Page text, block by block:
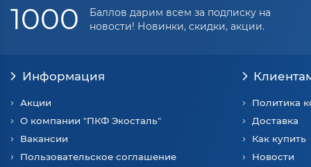
1000
Баллов дарим всем за подписку на
новости! Новинки, скидки, акции.
Информация
Акции
О компании "ПКФ Экосталь"
Вакансии
Пользовательское соглашение
Политика
Доставка
Как купить
Новости